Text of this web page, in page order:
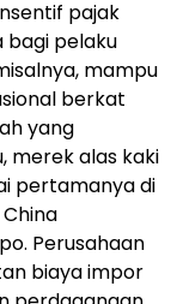
pajak
pelaku
mampu
berkat
yang
merek alas kaki
pertamanya di
Perusahaan
biaya impor